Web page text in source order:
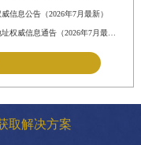
信息公告（2026年7月最新）
取解决方案